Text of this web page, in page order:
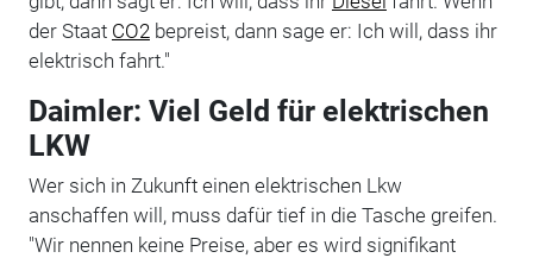
der Staat CO2 bepreist, dann sage er: Ich will, dass ihr
elektrisch fahrt."
Daimler: Viel Geld für elektrischen
LKW
Wer sich in Zukunft einen elektrischen Lkw
anschaffen will, muss dafür tief in die Tasche greifen.
"Wir nennen keine Preise, aber es wird signifikant